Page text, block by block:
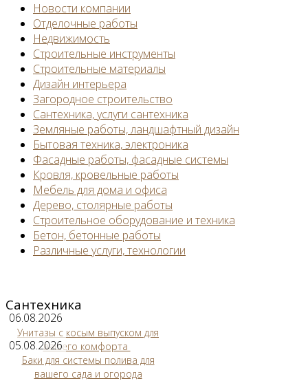
Новости компании
Отделочные работы
Недвижимость
Строительные инструменты
Строительные материалы
Дизайн интерьера
Загородное строительство
Сантехника, услуги сантехника
Земляные работы, ландшафтный дизайн
Бытовая техника, электроника
Фасадные работы, фасадные системы
Кровля, кровельные работы
Мебель для дома и офиса
Дерево, столярные работы
Строительное оборудование и техника
Бетон, бетонные работы
Различные услуги, технологии
Сантехника
06.08.2026
Унитазы с косым выпуском для
вашего комфорта
05.08.2026
Баки для системы полива для
вашего сада и огорода